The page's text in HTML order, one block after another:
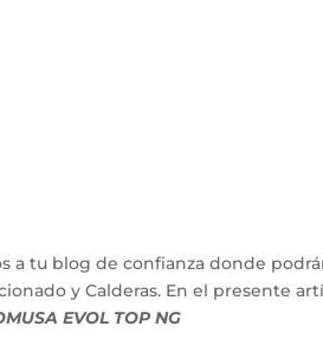
a tu blog de confianza donde
y Calderas. En el presente
EVOL TOP NG